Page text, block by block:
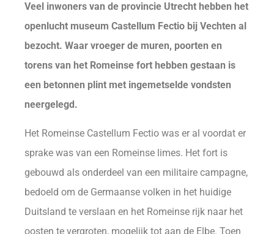
Veel inwoners van de provincie Utrecht hebben het
openlucht museum Castellum Fectio bij Vechten al
bezocht. Waar vroeger de muren, poorten en
torens van het Romeinse fort hebben gestaan is
een betonnen plint met ingemetselde vondsten
neergelegd.
Het Romeinse Castellum Fectio was er al voordat er
sprake was van een Romeinse limes. Het fort is
gebouwd als onderdeel van een militaire campagne,
bedoeld om de Germaanse volken in het huidige
Duitsland te verslaan en het Romeinse rijk naar het
oosten te vergroten, mogelijk tot aan de Elbe. Toen